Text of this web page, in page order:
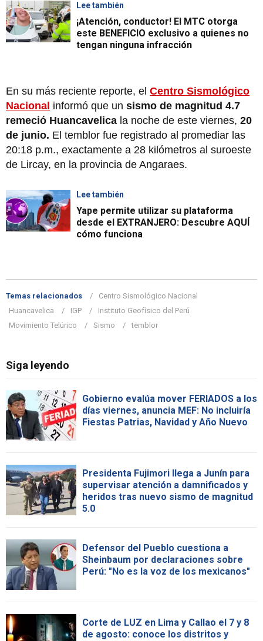
Lee también
¡Atención, conductor! El MTC otorga
este BENEFICIO exclusivo a quienes no
tengan ninguna infracción
En su más reciente reporte, el Centro Sismológico
Nacional informó que un sismo de magnitud 4.7
remeció Huancavelica la noche de este viernes, 20
de junio. El temblor fue registrado al promediar las
20:18 p.m., exactamente a 28 kilómetros al suroeste
de Lircay, en la provincia de Angaraes.
Lee también
Yape permite utilizar su plataforma
desde el EXTRANJERO: Descubre AQUÍ
cómo funciona
Temas relacionados
Centro Sismológico Nacional
Huancavelica
IGP
Instituto Geofísico del Perú
Movimiento Telúrico
Sismo temblor
Siga leyendo
Gobierno evalúa mover FERIADOS a los
días viernes, anuncia MEF: No incluiría
Fiestas Patrias, Navidad y Año Nuevo
Presidenta Fujimori llega a Junín para
supervisar atención a damnificados y
heridos tras nuevo sismo de magnitud
5.0
Defensor del Pueblo cuestiona a
Sheinbaum por declaraciones sobre
Perú: "No es la voz de los mexicanos"
Corte de LUZ en Lima y Callao el 7 y 8
de agosto: conoce los distritos y